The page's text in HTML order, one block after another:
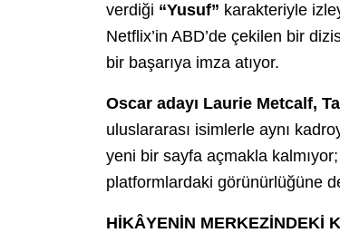
verdiği “Yusuf” karakteriyle
Netflix’in ABD’de çekilen bir
bir başarıya imza atıyor.
Oscar adayı Laurie Metcalf,
uluslararası isimlerle aynı
yeni bir sayfa açmakla
platformlardaki görünürlüğüne
HİKÂYENİN MERKEZİNDEKİ